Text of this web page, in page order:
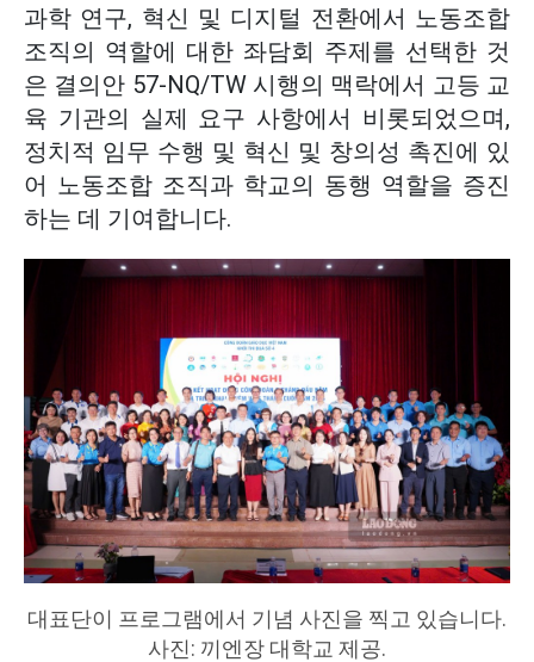
과학 연구, 혁신 및 디지털 전환에서 노동조합
조직의 역할에 대한 좌담회 주제를 선택한 것
은 결의안 57-NQ/TW 시행의 맥락에서 고등 교
육 기관의 실제 요구 사항에서 비롯되었으며,
정치적 임무 수행 및 혁신 및 창의성 촉진에 있
어 노동조합 조직과 학교의 동행 역할을 증진
하는 데 기여합니다.
대표단이 프로그램에서 기념 사진을 찍고 있습니다.
사진: 끼엔장 대학교 제공.